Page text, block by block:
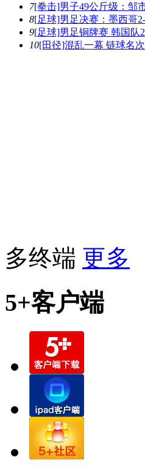
7[拳击]男子49公斤级：邹
8[足球]男足决赛：墨西哥
9[足球]男足铜牌赛 韩国队
10[田径]混乱一幕 链球名
多终端 更多
5+客户端